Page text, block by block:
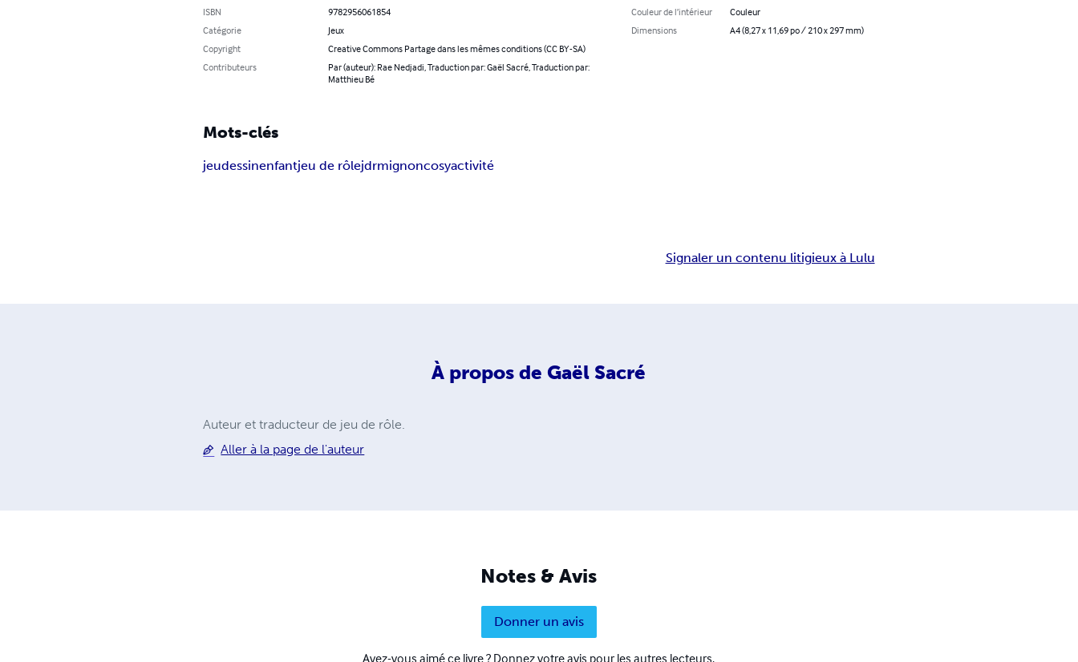
ISBN
9782956061854
Catégorie
Jeux
Copyright
Creative Commons Partage dans les mêmes conditions (CC BY-SA)
Contributeurs
Par (auteur): Rae Nedjadi, Traduction par: Gaël Sacré, Traduction par:
Matthieu Bé
Couleur de l’intérieur
Couleur
Dimensions
A4 (8,27 x 11,69 po / 210 x 297 mm)
Mots-clés
jeudessinenfantjeu de rôlejdrmignoncosyactivité
Signaler un contenu litigieux à Lulu
À propos de Gaël Sacré
Auteur et traducteur de jeu de rôle.
Aller à la page de l'auteur
Notes & Avis
Donner un avis
Avez-vous aimé ce livre ? Donnez votre avis pour les autres lecteurs.